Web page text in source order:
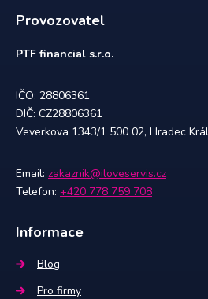
Provozovatel
PTF financial s.r.o.
IČO: 28806361
DIČ: CZ28806361
Veverkova 1343/1 500 02, Hradec
Email: zakaznik@iloveservis.cz
Telefon: +420 778 759 708
Informace
Blog
Pro firmy